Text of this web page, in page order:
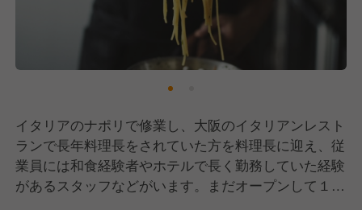
イタリアのナポリで修業し、大阪のイタリアンレスト
ランで長年料理長をされていた方を料理長に迎え、従
業員には和食経験者やホテルで長く勤務していた経験
があるスタッフなどがいます。まだオープンして１年